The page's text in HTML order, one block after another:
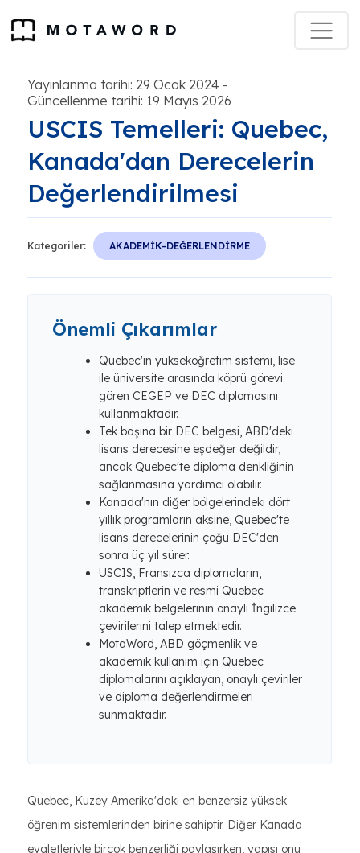
Yayınlanma tarihi: 29 Ocak 2024 -
Güncellenme tarihi: 19 Mayıs 2026
USCIS Temelleri: Quebec,
Kanada'dan Derecelerin
Değerlendirilmesi
Kategoriler: AKADEMİK-DEĞERLENDİRME
Önemli Çıkarımlar
Quebec'in yükseköğretim sistemi, lise
ile üniversite arasında köprü görevi
gören CEGEP ve DEC diplomasını
kullanmaktadır.
Tek başına bir DEC belgesi, ABD'deki
lisans derecesine eşdeğer değildir,
ancak Quebec'te diploma denkliğinin
sağlanmasına yardımcı olabilir.
Kanada'nın diğer bölgelerindeki dört
yıllık programların aksine, Quebec'te
lisans derecelerinin çoğu DEC'den
sonra üç yıl sürer.
USCIS, Fransızca diplomaların,
transkriptlerin ve resmi Quebec
akademik belgelerinin onaylı İngilizce
çevirilerini talep etmektedir.
MotaWord, ABD göçmenlik ve
akademik kullanım için Quebec
diplomalarını açıklayan, onaylı çeviriler
ve diploma değerlendirmeleri
sunmaktadır.
Quebec, Kuzey Amerika'daki en benzersiz yüksek
öğrenim sistemlerinden birine sahiptir. Diğer Kanada
eyaletleriyle birçok benzerliği paylaşırken, yapısı onu